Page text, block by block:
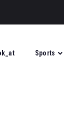
Sports